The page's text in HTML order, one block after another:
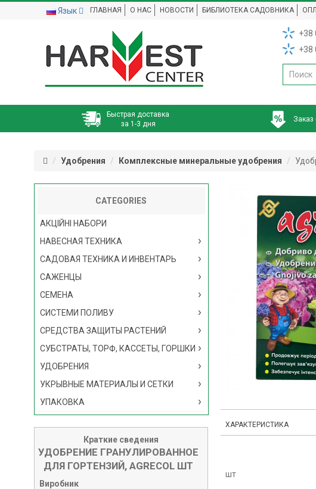
Язык ГЛАВНАЯ О НАС НОВОСТИ БИБЛИОТЕКА САДОВНИКА
+38
+38
Быстрая доставка
за 1-3 дня
Заказ
Удобрения Комплексные минеральные удобрения
CATEGORIES
АКЦІЙНІ НАБОРИ
НАВЕСНАЯ ТЕХНИКА
САДОВАЯ ТЕХНИКА И ИНВЕНТАРЬ
САЖЕНЦЫ
СЕМЕНА
СИСТЕМИ ПОЛИВУ
СРЕДСТВА ЗАЩИТЫ РАСТЕНИЙ
СУБСТРАТЫ, ТОРФ, КАССЕТЫ, ГОРШКИ
УДОБРЕНИЯ
УКРЫВНЫЕ МАТЕРИАЛЫ И СЕТКИ
УПАКОВКА
Краткие сведения
УДОБРЕНИЕ ГРАНУЛИРОВАННОЕ
ДЛЯ ГОРТЕНЗИЙ, AGRECOL ШТ
Виробник
ХАРАКТЕРИСТИКА
шт